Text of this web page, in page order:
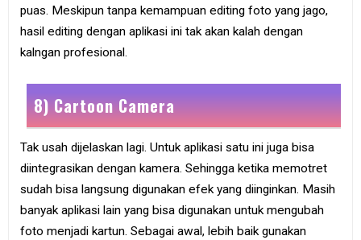
puas. Meskipun tanpa kemampuan editing foto yang jago,
hasil editing dengan aplikasi ini tak akan kalah dengan
kalngan profesional.
8) Cartoon Camera
Tak usah dijelaskan lagi. Untuk aplikasi satu ini juga bisa
diintegrasikan dengan kamera. Sehingga ketika memotret
sudah bisa langsung digunakan efek yang diinginkan. Masih
banyak aplikasi lain yang bisa digunakan untuk mengubah
foto menjadi kartun. Sebagai awal, lebih baik gunakan